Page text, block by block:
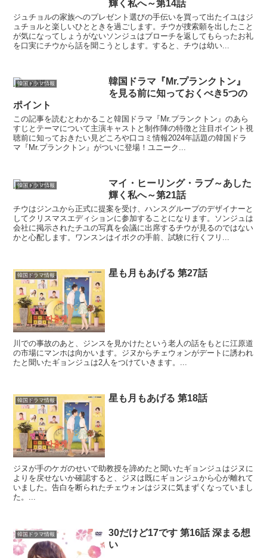
輝く私へ～第14話
ジュチョルの家族へのプレゼント選びの手伝いを買って出たイユはジ
ュチョルと楽しいひとときを過ごします。チウが捜索願を出したこと
が気になってしょうがないソンジュはブローチを返してもらったお礼
を口実にチウから話を聞こうとします。すると、チウは幼い...
韓国ドラマ情報
韓国ドラマ『Mr.プランクトン』
を見る前に知っておくべき5つの
ポイント
この記事を読むとわかること韓国ドラマ『Mr.プランクトン』のあら
すじとテーマについて主演キャストと制作陣の特徴と注目ポイント視
聴前に知っておきたい見どころや口コミ情報2024年話題の韓国ドラ
マ『Mr.プランクトン』がついに登場！ユニーク...
韓国ドラマ情報
マイ・ヒーリング・ラブ～あした
輝く私へ～第21話
チウはジンユから正式に提案を受け、ハンスグループのデザイナーと
してクリスマスエディションに参加することになります。ソンジュは
会社に掲示されたチユの写真を会議に出席するチウが見るのではない
かと心配します。ワンスンはイボクの手前、試験に行くフリ...
韓国ドラマ情報 星も月もあげる 第27話
川での事故のあと、ジンスを見かけたという老人の話をもとに江原道
の市場にマンホは向かいます。ジヌからチェウォンがデートに誘われ
たと聞いたギョンジュは2人をつけていきます。...
韓国ドラマ情報 星も月もあげる 第18話
ジヌが手のケガのせいで助教授を諦めたと聞いたギョンジュはジヌに
よりを戻せないか確認すると、ジヌは既にギョンジュから心が離れて
いました。告白を断られたチェウォンはジヌに気まずくなっていまし
た。...
韓国ドラマ情報
30だけど17です 第16話 深まる想
い